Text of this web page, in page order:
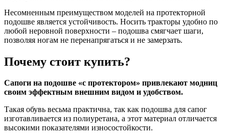
Несомненным преимуществом моделей на протекторной
подошве является устойчивость. Носить тракторы удобно по
любой неровной поверхности – подошва смягчает шаги,
позволяя ногам не перенапрягаться и не замерзать.
Почему стоит купить?
Сапоги на подошве «с протектором» привлекают модниц
своим эффектным внешним видом и удобством.
Такая обувь весьма практична, так как подошва для сапог
изготавливается из полиуретана, а этот материал отличается
высокими показателями износостойкости.